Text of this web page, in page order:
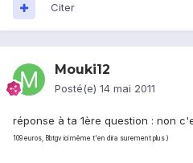
Citer
Mouki12
Posté(e) 14 mai 2011
réponse à ta 1ère question : non
109 euros, Bbtgv ici même t'en dira surement plus.)